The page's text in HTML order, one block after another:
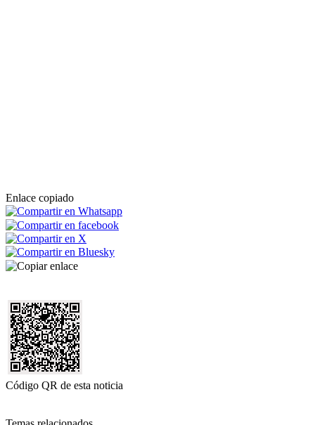
Enlace copiado
Código QR de esta noticia